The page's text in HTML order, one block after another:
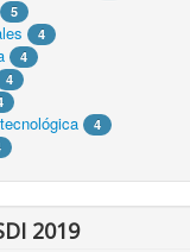
5
4
4
4
4
2019